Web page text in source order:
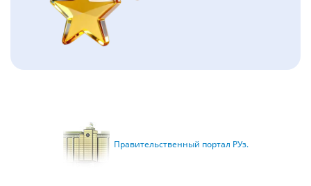
Правительственный портал РУз.